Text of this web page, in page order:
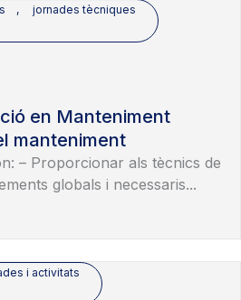
, jornades tècniques
en Manteniment
manteniment
– Proporcionar als tècnics de
globals i necessaris...
i activitats